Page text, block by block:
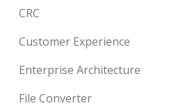
CRC
Customer Experience
Enterprise Architecture
File Converter